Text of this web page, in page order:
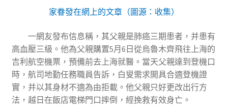
家眷發在網上的文章（圖源：收集）
一網友發布信息稱，其父親是肺癌三期患者，并患有
高血壓三級。他為父親購置5月6日從烏魯木齊飛往上海的
吉利航空機票，預備前去上海就醫。當天父親達到登機口
時，航司地勤任務職員告訴，白叟需求開具合適登機證
實，并以其身材不適為由拒載。他父親只好更改出行方
法，越日在飯店電梯門口摔倒，經挽救有效身亡。